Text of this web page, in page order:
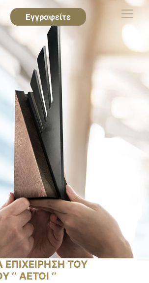
Εγγραφείτε
ΕΠΙΧΕΙΡΗΣΗ ΤΟΥ
ΑΕΤΟΙ ‘’